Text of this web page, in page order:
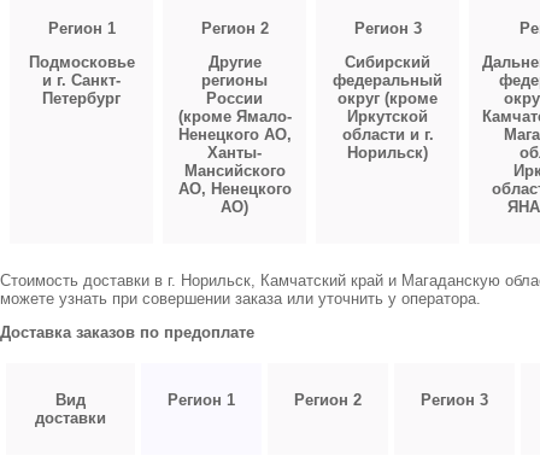
Регион 1
Подмосковье
и г. Санкт-
Петербург
Регион 2
Другие
регионы
России
(кроме Ямало-
Ненецкого АО,
Ханты-
Мансийского
АО, Ненецкого
АО)
Регион 3
Сибирский
федеральный
округ (кроме
Иркутской
области и г.
Норильск)
Стоимость доставки в г. Норильск, Камчатский край и Магаданскую
можете узнать при совершении заказа или уточнить у оператора.
Доставка заказов по предоплате
Вид
доставки
Регион 1 Регион 2 Регион 3